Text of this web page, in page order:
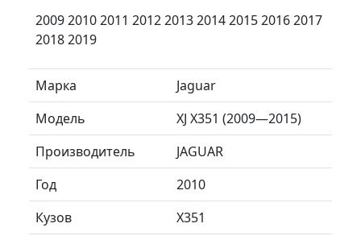
2009 2010 2011 2012 2013 2014 2015 2016 2017
2018 2019
Марка
Jaguar
Модель
XJ X351 (2009—2015)
Производитель
JAGUAR
Год
2010
Кузов
X351